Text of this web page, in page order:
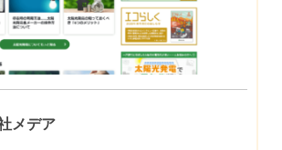
メデア